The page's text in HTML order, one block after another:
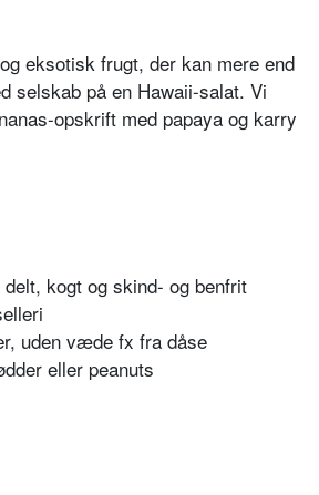
eksotisk frugt, der kan mere end
selskab på en Hawaii-salat. Vi
opskrift med papaya og karry
kogt og skind- og benfrit
uden væde fx fra dåse
eller peanuts